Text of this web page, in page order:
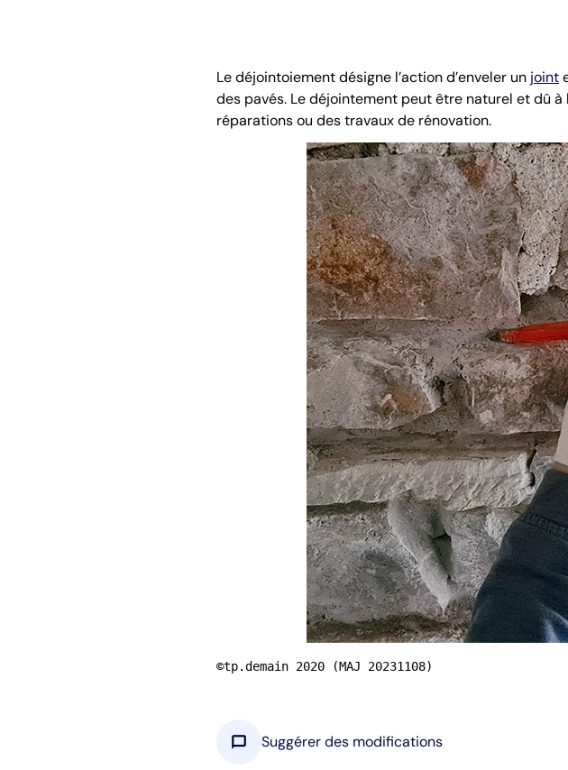
Le déjointoiement désigne l’action d’enveler un joint
des pavés. Le déjointement peut être naturel et dû
réparations ou des travaux de rénovation.
©tp.demain 2020 (MAJ 20231108)
chat_bubble Suggérer des modifications